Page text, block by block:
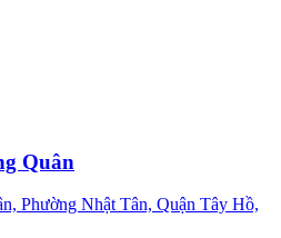
Quân
Phường Nhật Tân, Quận Tây Hồ,